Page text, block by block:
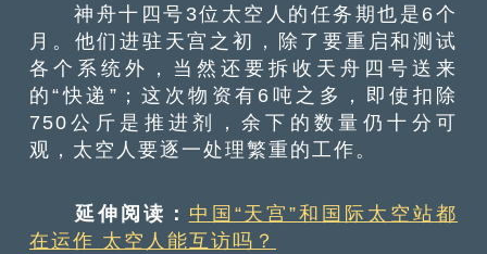
神舟十四号3位太空人的任务期也是6个
月。他们进驻天宫之初，除了要重启和测试
各个系统外，当然还要拆收天舟四号送来
的“快递”；这次物资有6吨之多，即使扣除
750公斤是推进剂，余下的数量仍十分可
观，太空人要逐一处理繁重的工作。
延伸阅读： 中国“天宫”和国际太空站都
在运作 太空人能互访吗？